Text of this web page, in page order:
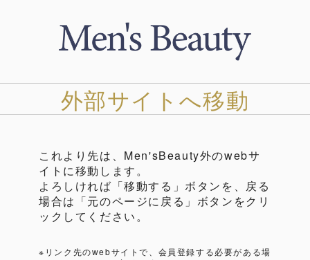
外部サイトへ移動
これより先は、Men'sBeauty外のwebサ
イトに移動します。
よろしければ「移動する」ボタンを、戻る
場合は「元のページに戻る」ボタンをクリ
ックしてください。
※リンク先のwebサイトで、会員登録する必要がある場